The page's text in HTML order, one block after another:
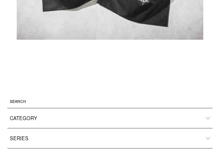
SEARCH
CATEGORY
SERIES